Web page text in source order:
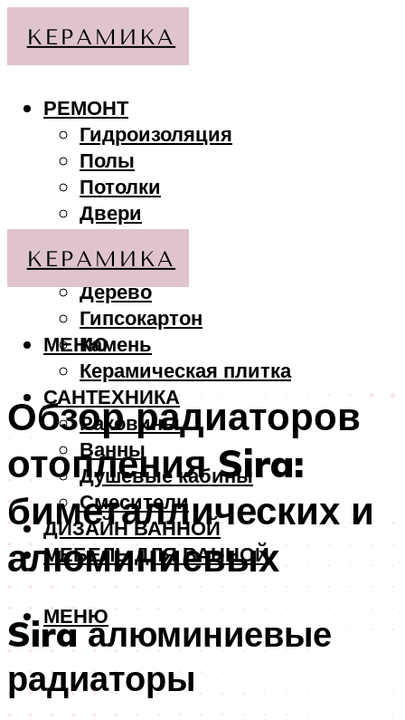
РЕМОНТ
Гидроизоляция
Полы
Потолки
Двери
МАТЕРИАЛЫ
Дерево
Гипсокартон
Камень
Керамическая плитка
САНТЕХНИКА
Раковины
Ванны
Душевые кабины
Смесители
ДИЗАЙН ВАННОЙ
МЕБЕЛЬ ДЛЯ ВАННОЙ
МЕНЮ
МЕНЮ
Обзор радиаторов
отопления Sira:
биметаллических и
алюминиевых
Sira алюминиевые
радиаторы